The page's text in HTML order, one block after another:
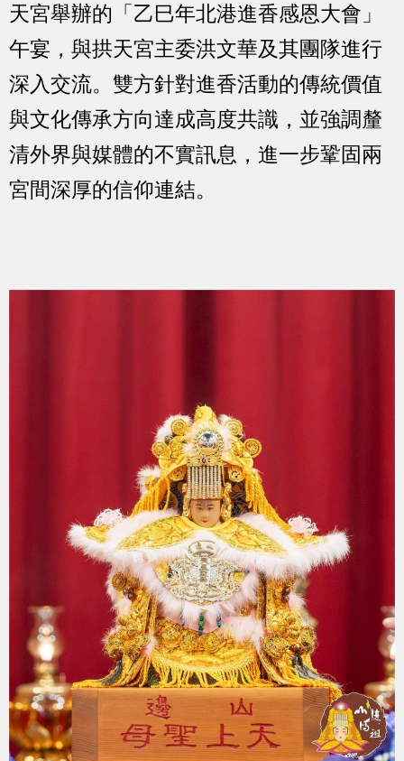
天宮舉辦的「乙巳年北港進香感恩大會」
午宴，與拱天宮主委洪文華及其團隊進行
深入交流。雙方針對進香活動的傳統價值
與文化傳承方向達成高度共識，並強調釐
清外界與媒體的不實訊息，進一步鞏固兩
宮間深厚的信仰連結。